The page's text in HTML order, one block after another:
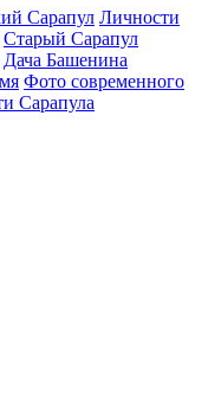
Сарапул Личности
Старый Сарапул
Дача Башенина
Фото современного
Сарапула